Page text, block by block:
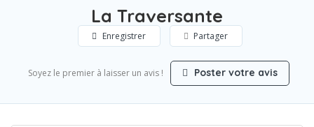
La Traversante
Enregistrer Partager
Soyez le premier à laisser un avis ! Poster votre avis